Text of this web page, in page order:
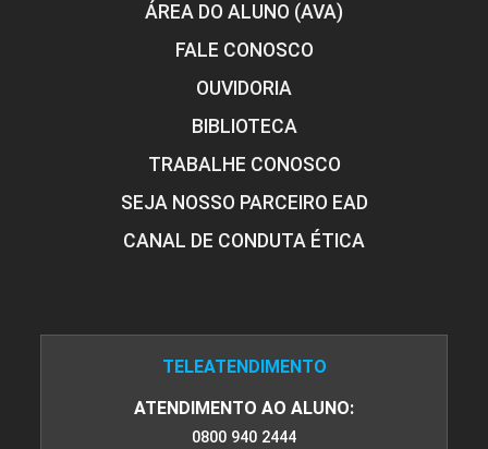
FILOSOFIA LEAN DE GESTÃO
45
ÁREA DO ALUNO (AVA)
FALE CONOSCO
OUVIDORIA
BIBLIOTECA
TRABALHE CONOSCO
SEJA NOSSO PARCEIRO EAD
CANAL DE CONDUTA ÉTICA
TELEATENDIMENTO
ATENDIMENTO AO ALUNO:
0800 940 2444